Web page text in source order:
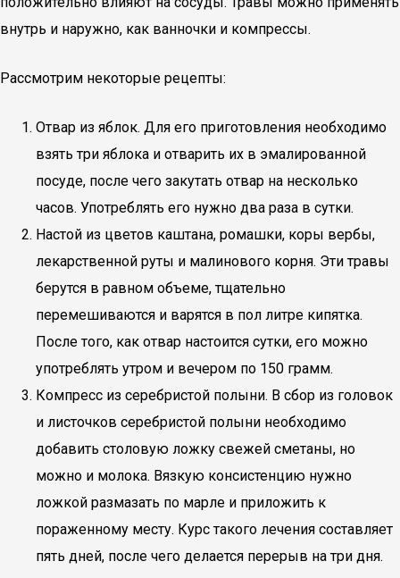
внутрь и наружно, как ванночки и компрессы.
Рассмотрим некоторые рецепты:
Отвар из яблок. Для его приготовления необходимо
взять три яблока и отварить их в эмалированной
посуде, после чего закутать отвар на несколько
часов. Употреблять его нужно два раза в сутки.
Настой из цветов каштана, ромашки, коры вербы,
лекарственной руты и малинового корня. Эти травы
берутся в равном объеме, тщательно
перемешиваются и варятся в пол литре кипятка.
После того, как отвар настоится сутки, его можно
употреблять утром и вечером по 150 грамм.
Компресс из серебристой полыни. В сбор из головок
и листочков серебристой полыни необходимо
добавить столовую ложку свежей сметаны, но
можно и молока. Вязкую консистенцию нужно
ложкой размазать по марле и приложить к
пораженному месту. Курс такого лечения составляет
пять дней, после чего делается перерыв на три дня.